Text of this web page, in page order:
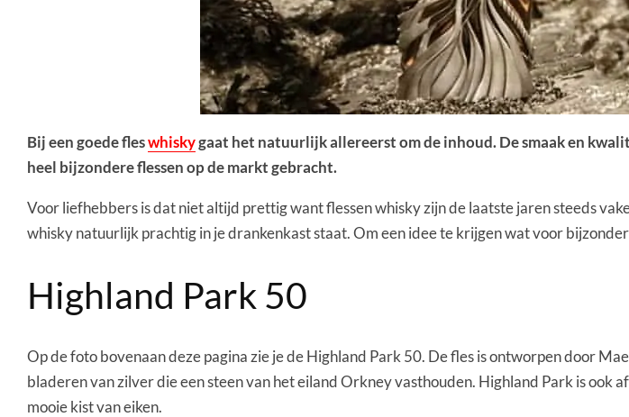
Bij een goede fleswhiskygaat het natuurlijk allereerst om de inhoud. De smaak en
heel bijzondere flessen op de markt gebracht.
Voor liefhebbers is dat niet altijd prettig want flessen whisky zijn de laatste jaren steeds
whisky natuurlijk prachtig in je drankenkast staat. Om een idee te krijgen wat voor
Highland Park 50
Op de foto bovenaan deze pagina zie je de Highland Park 50. De fles is ontworpen door
bladeren van zilver die een steen van het eiland Orkney vasthouden. Highland Park is ook
mooie kist van eiken.